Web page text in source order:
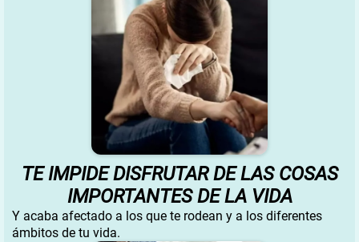
TE IMPIDE DISFRUTAR DE LAS COSAS
IMPORTANTES DE LA VIDA
Y acaba afectado a los que te rodean y a los diferentes
ámbitos de tu vida.